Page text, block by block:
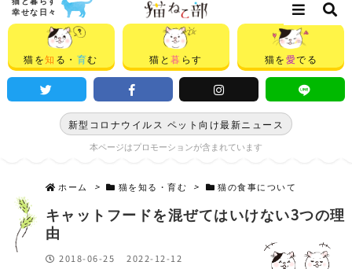
幸せな日々
猫を知 る・ 育む 猫と暮 らす 猫を愛でる
新型コロナウイルス ペット向け最新ニュース
本ページはプロモーションが含まれています
ホーム > 猫を知る・育む > 猫の食事について
キャットフードを混ぜてはいけない3つの理
由
2018-06-25 2022-12-12